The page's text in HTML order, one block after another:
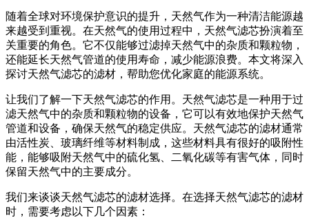
随着全球对环境保护意识的提升，天然气作为一种清洁能源越
来越受到重视。在天然气的使用过程中，天然气滤芯扮演着至
关重要的角色。它不仅能够过滤掉天然气中的杂质和颗粒物，
还能延长天然气管道的使用寿命，减少能源浪费。本文将深入
探讨天然气滤芯的滤材，帮助您优化家庭的能源系统。
让我们了解一下天然气滤芯的作用。天然气滤芯是一种用于过
滤天然气中的杂质和颗粒物的设备，它可以有效地保护天然气
管道和设备，确保天然气的稳定供应。天然气滤芯的滤材通常
由活性炭、玻璃纤维等材料制成，这些材料具有很好的吸附性
能，能够吸附天然气中的硫化氢、二氧化碳等有害气体，同时
保留天然气中的主要成分。
我们来谈谈天然气滤芯的滤材选择。在选择天然气滤芯的滤材
时，需要考虑以下几个因素：